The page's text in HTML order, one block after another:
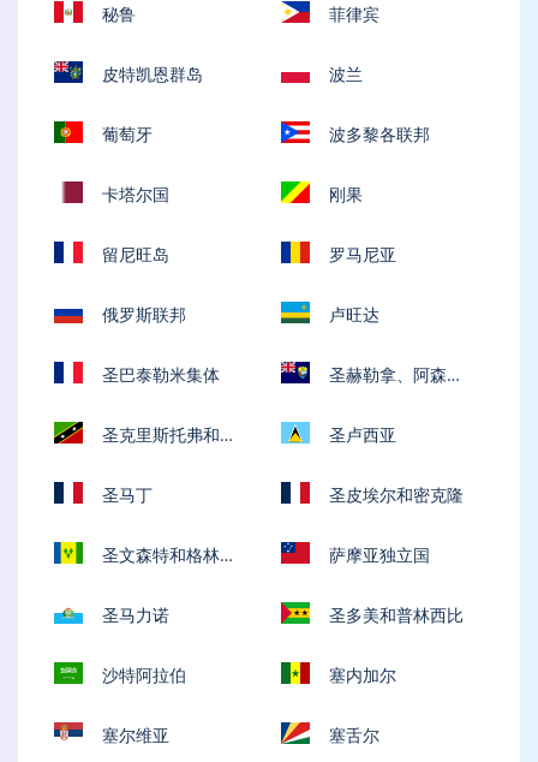
秘鲁 菲律宾
皮特凯恩群岛 波兰
葡萄牙 波多黎各联邦
卡塔尔国 刚果
留尼旺岛 罗马尼亚
俄罗斯联邦 卢旺达
圣巴泰勒米集体
圣赫勒拿、阿森松
和特里斯坦-达库尼亚
圣克里斯托弗和尼
维斯联邦
圣卢西亚
圣马丁 圣皮埃尔和密克隆
圣文森特和格林纳
萨摩亚独立国
圣马力诺 圣多美和普林西比
沙特阿拉伯 塞内加尔
塞尔维亚 塞舌尔